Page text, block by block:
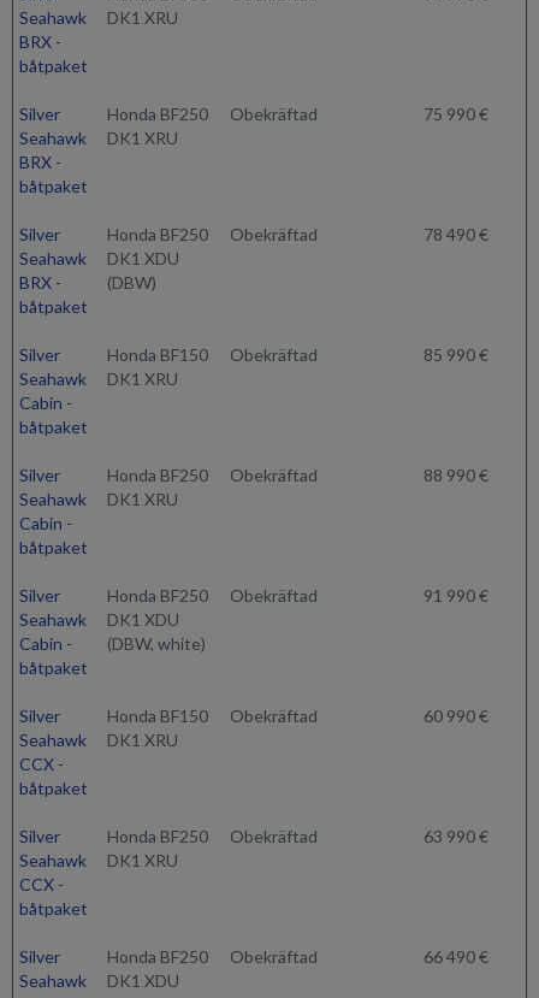
Seahawk
BRX -
båtpaket
DK1 XRU
Silver
Seahawk
BRX -
båtpaket
Honda BF250
DK1 XRU
Obekräftad 75 990 €
Silver
Seahawk
BRX -
båtpaket
Honda BF250
DK1 XDU
(DBW)
Obekräftad 78 490 €
Silver
Seahawk
Cabin -
båtpaket
Honda BF150
DK1 XRU
Obekräftad 85 990 €
Silver
Seahawk
Cabin -
båtpaket
Honda BF250
DK1 XRU
Obekräftad 88 990 €
Silver
Seahawk
Cabin -
båtpaket
Honda BF250
DK1 XDU
(DBW, white)
Obekräftad 91 990 €
Silver
Seahawk
CCX -
båtpaket
Honda BF150
DK1 XRU
Obekräftad 60 990 €
Silver
Seahawk
CCX -
båtpaket
Honda BF250
DK1 XRU
Obekräftad 63 990 €
Silver
Seahawk
Honda BF250
DK1 XDU
Obekräftad 66 490 €